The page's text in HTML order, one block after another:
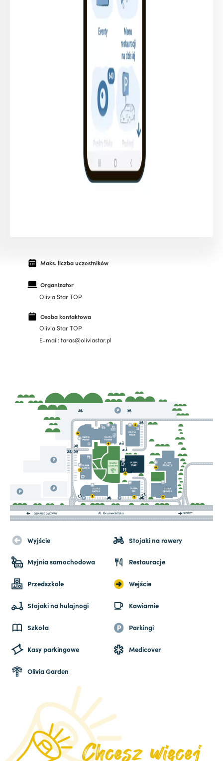
Maks. liczba uczestników
Organizator
Olivia Star TOP
Osoba kontaktowa
Olivia Star TOP
E-mail: taras@oliviastar.pl
Wyjście Stojaki na rowery
Myjnia samochodowa Restauracje
Przedszkole Wejście
Stojaki na hulajnogi Kawiarnie
Szkoła Parkingi
Kasy parkingowe Medicover
Olivia Garden